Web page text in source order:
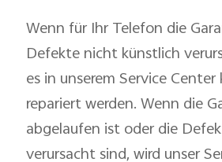
Wenn für Ihr Telefon die
Defekte nicht künstlich
es in unserem Service
repariert werden. Wenn die
abgelaufen ist oder die
verursacht sind, wird unser